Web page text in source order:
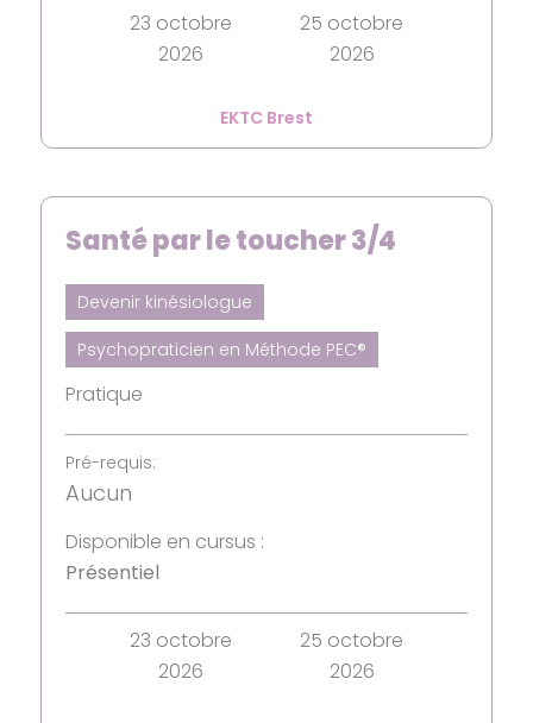
EKTC Brest
23 octobre
2026
25 octobre
2026
Santé par le toucher 3/4
Devenir kinésiologue
Psychopraticien en Méthode PEC®
Pratique
Pré-requis:
Aucun
Disponible en cursus :
Présentiel
23 octobre
2026
25 octobre
2026